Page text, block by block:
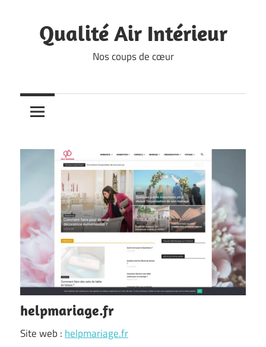
contentQualité Air Intérieur
Nos coups de cœur
helpmariage.fr
Site web : helpmariage.fr